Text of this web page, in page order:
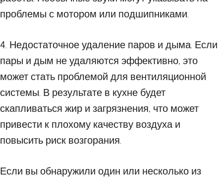
проблемы с мотором или подшипниками.
4. Недостаточное удаление паров и дыма. Если
пары и дым не удаляются эффективно, это
может стать проблемой для вентиляционной
системы. В результате в кухне будет
скапливаться жир и загрязнения, что может
привести к плохому качеству воздуха и
повысить риск возгорания.
Если вы обнаружили один или несколько из